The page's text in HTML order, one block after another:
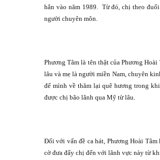
hẳn vào năm 1989. Từ đó, chị theo
người chuyên môn.
Phương Tâm là tên thật của Phương
lâu và mẹ là người miền Nam, chuyên
để mình về thăm lại quê hương trong
được chị bão lãnh qua Mỹ từ lâu.
Đối với vấn đề ca hát, Phương Hoài
cờ đưa đẩy chị đến với lãnh vực này từ